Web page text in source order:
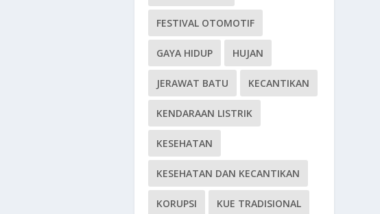
FESTIVAL OTOMOTIF
GAYA HIDUP HUJAN
JERAWAT BATU KECANTIKAN
KENDARAAN LISTRIK
KESEHATAN
KESEHATAN DAN KECANTIKAN
KORUPSI KUE TRADISIONAL